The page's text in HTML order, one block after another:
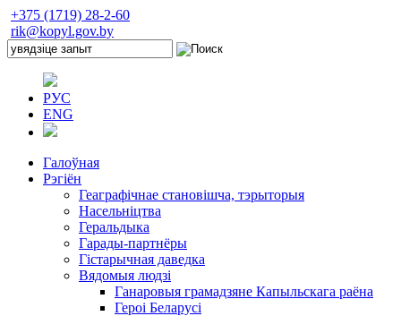
+375 (1719) 28-2-60
rik@kopyl.gov.by
РУС
ENG
Галоўная
Рэгіён
Геаграфічнае становішча, тэрыторыя
Насельніцтва
Геральдыка
Гарады-партнёры
Гістарычная даведка
Вядомыя людзі
Ганаровыя грамадзяне Капыльскага раёна
Героі Беларусі